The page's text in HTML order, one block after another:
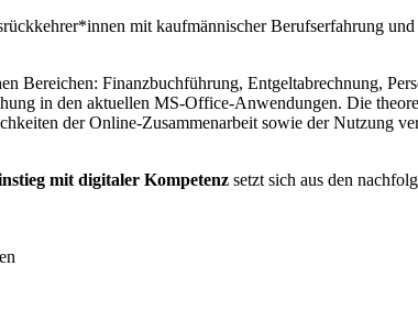
mit kaufmännischer Berufserfahrung
Bereichen: Finanzbuchführung, Entgeltabrechnung,
in den aktuellen MS-Office-Anwendungen. Die
der Online-Zusammenarbeit sowie der Nutzung
mit digitaler Kompetenz setzt sich aus den